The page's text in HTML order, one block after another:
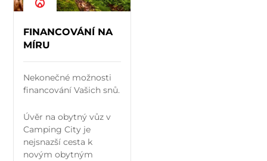
FINANCOVÁNÍ NA
MÍRU
Nekonečné možnosti
financování Vašich snů.
Úvěr na obytný vůz v
Camping City je
nejsnazší cesta k
novým obytným